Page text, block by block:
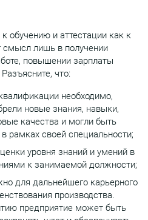
обучению и аттестации как к
лишь в получении
повышении зарплаты
что:
необходимо,
новые знания, навыки,
качества и могли быть
рамках своей специальности;
уровня знаний и умений в
к занимаемой должности;
для дальнейшего карьерного
производства.
предприятие может быть